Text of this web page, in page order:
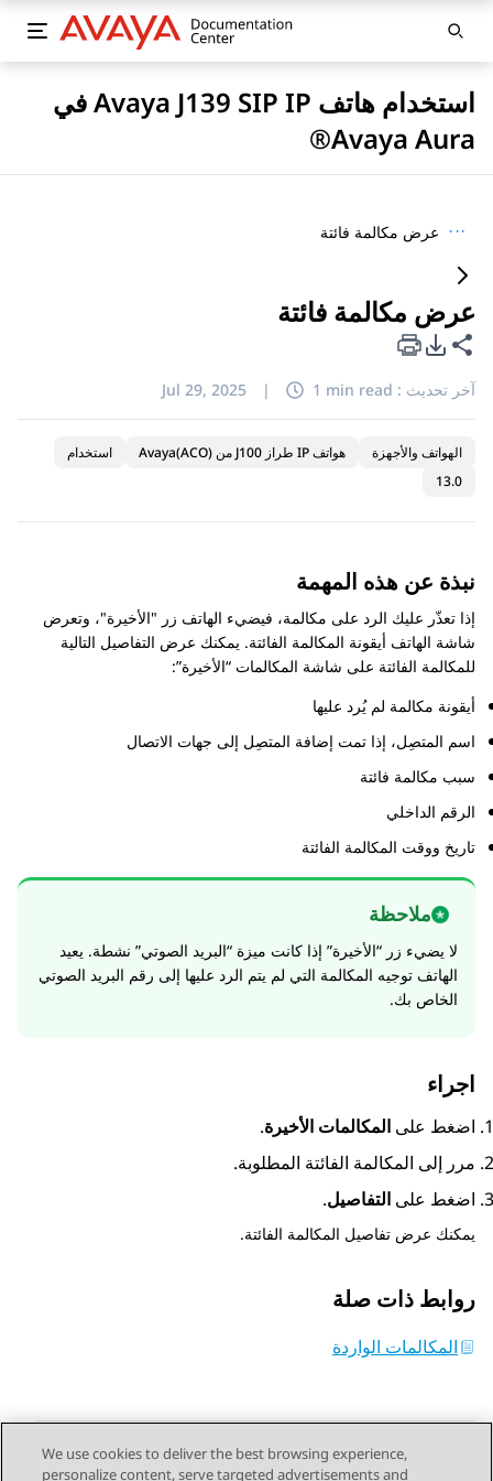
استخدام هاتف Avaya J139 SIP IP في
Avaya Aura®
··· عرض مكالمة فائتة
عرض مكالمة فائتة
مشاركة هذه الصفحة
خيارات تصدير PDF
آخر تحديث : Jul 29, 2025 | 1 min read
الهواتف والأجهزة هواتف IP طراز J100 من Avaya(ACO)
استخدام
13.0
نبذة عن هذه المهمة
إذا تعذّر عليك الرد على مكالمة، فيضيء الهاتف زر "الأخيرة"، وتعرض
شاشة الهاتف أيقونة المكالمة الفائتة. يمكنك عرض التفاصيل التالية
للمكالمة الفائتة على شاشة المكالمات “الأخيرة”:
أيقونة مكالمة لم يُرد عليها
اسم المتصِل، إذا تمت إضافة المتصِل إلى جهات الاتصال
سبب مكالمة فائتة
الرقم الداخلي
تاريخ ووقت المكالمة الفائتة
ملاحظة
لا يضيء زر “الأخيرة” إذا كانت ميزة “البريد الصوتي” نشطة. يعيد
الهاتف توجيه المكالمة التي لم يتم الرد عليها إلى رقم البريد الصوتي
الخاص بك.
اجراء
اضغط على المكالمات الأخيرة.
مرر إلى المكالمة الفائتة المطلوبة.
اضغط على التفاصيل.
يمكنك عرض تفاصيل المكالمة الفائتة.
روابط ذات صلة
المكالمات الواردة
We use cookies to deliver the best browsing experience,
personalize content, serve targeted advertisements and